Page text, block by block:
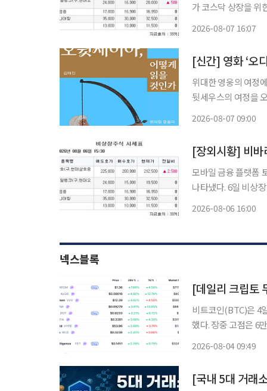
가 코스닥 상장을 위
2026-08-07 16:07
[신간] 영화 ‘오
위대한 영웅의 여정에
뒷세우스의 여정을
2026-08-07 09:00
[장외시황] 비
모바일 금융 플랫폼
나타냈다. 6일 비상장 주식 시장이 2일 연속 상승했다. IPO(기업공개)관련 상장 예비심사 청
2026-08-06 16:00
넥스블록
비트코인(BTC)은 4
했다. 장중 고점은 6
2026-08-04 09:49